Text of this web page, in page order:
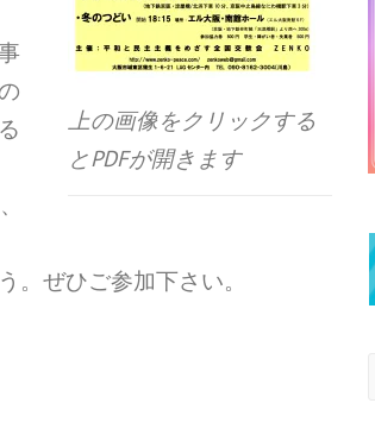
上の画像をクリックする
とPDFが開きます
。ぜひご参加下さい。